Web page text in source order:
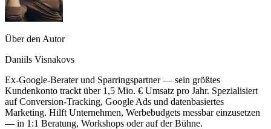
Über den Autor
Daniils Visnakovs
Ex-Google-Berater und Sparringspartner — sein größtes
Kundenkonto trackt über 1,5 Mio. € Umsatz pro Jahr. Spezialisiert
auf Conversion-Tracking, Google Ads und datenbasiertes
Marketing. Hilft Unternehmen, Werbebudgets messbar einzusetzen
— in 1:1 Beratung, Workshops oder auf der Bühne.